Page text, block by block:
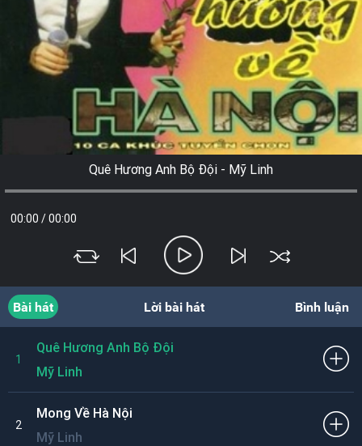
Quê Hương Anh Bộ Đội - Mỹ Linh
00:00 /00:00
Bài hát Lời bài hát Bình luận
1
Quê Hương Anh Bộ Đội
Mỹ Linh
2
Mong Về Hà Nội
Mỹ Linh